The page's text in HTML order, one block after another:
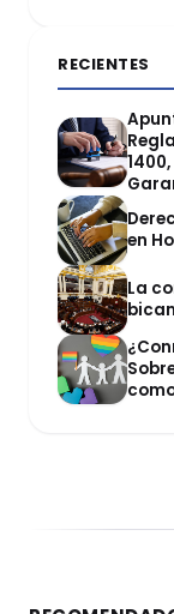
RECIENTES
en
La